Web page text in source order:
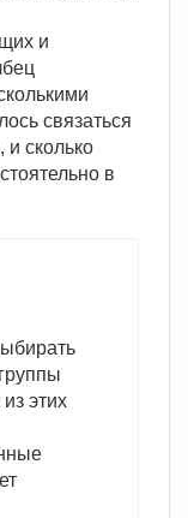
и
связаться
и сколько
в
этих